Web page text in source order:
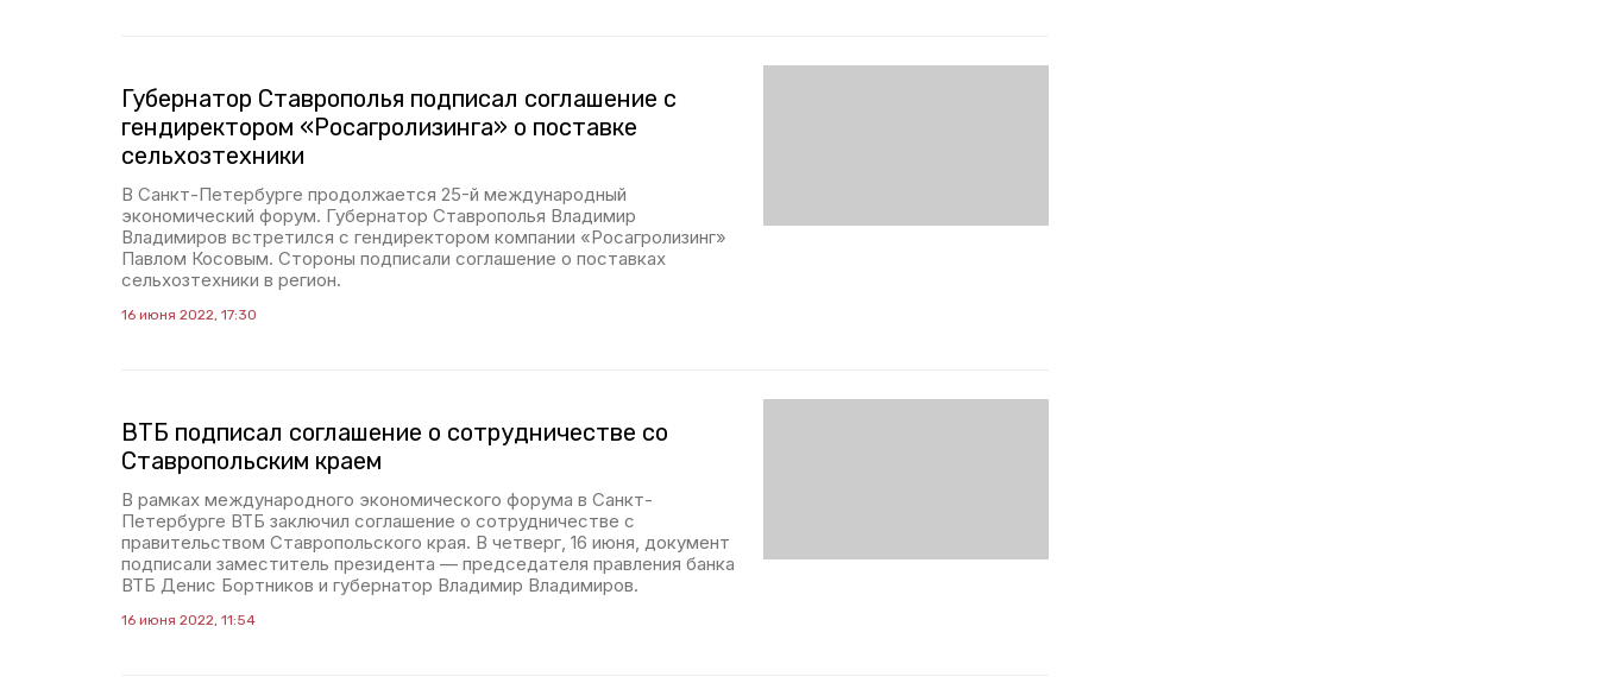
Губернатор Ставрополья подписал соглашение с
гендиректором «Росагролизинга» о поставке
сельхозтехники
В Санкт-Петербурге продолжается 25-й международный
экономический форум. Губернатор Ставрополья Владимир
Владимиров встретился с гендиректором компании «Росагролизинг»
Павлом Косовым. Стороны подписали соглашение о поставках
сельхозтехники в регион.
16 июня 2022, 17:30
ВТБ подписал соглашение о сотрудничестве со
Ставропольским краем
В рамках международного экономического форума в Санкт-
Петербурге ВТБ заключил соглашение о сотрудничестве с
правительством Ставропольского края. В четверг, 16 июня, документ
подписали заместитель президента — председателя правления банка
ВТБ Денис Бортников и губернатор Владимир Владимиров.
16 июня 2022, 11:54